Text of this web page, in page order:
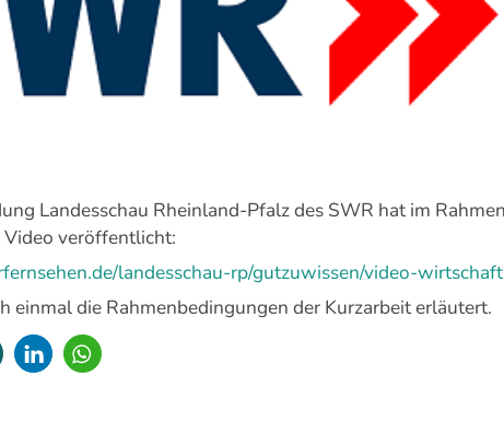
Landesschau Rheinland-Pfalz des SWR hat im
veröffentlicht:
landesschau-rp/gutzuwissen/video-
einmal die Rahmenbedingungen der Kurzarbeit erläutert.